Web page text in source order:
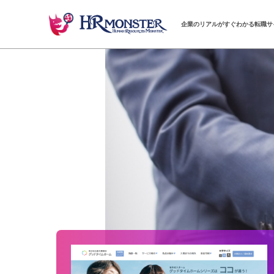
企業のリアルがすぐわかる転職